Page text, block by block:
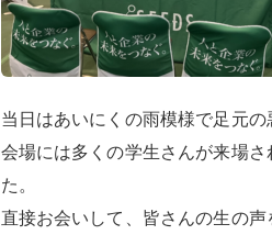
当日はあいにくの雨模様で足元の
会場には多くの学生さんが来場
た。
直接お会いして、皆さんの生の